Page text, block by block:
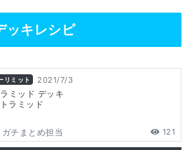
ッキレシピ
リミット 2021/7/3
ラミッド デッキ
トラミッド
ガチまとめ担当 121